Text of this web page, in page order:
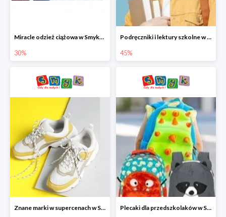
Miracle odzież ciążowa w Smyku co -30%
30%
Podręczniki i lektury szkolne w Smyku do -45%
45%
Znane marki w supercenach w Smyku - buty do -40% Plecaki dla przedszkolaków w Smyku do -40%